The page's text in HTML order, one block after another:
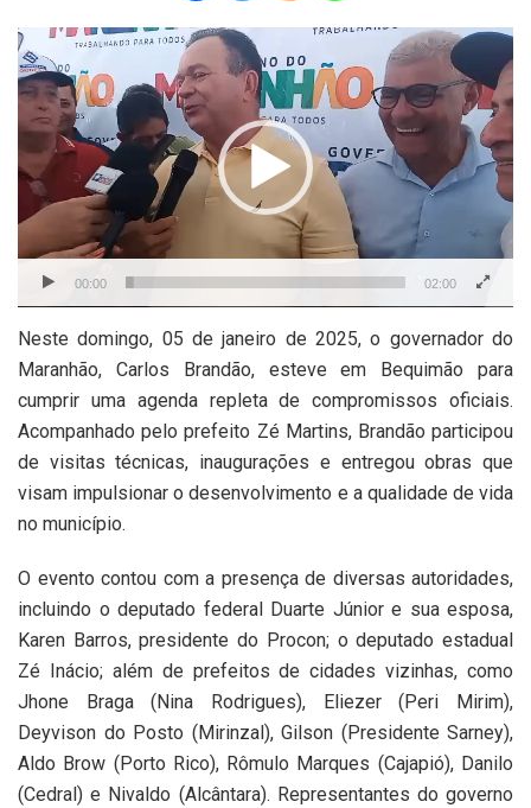
Tocador
de
vídeo
00:00 02:00
Neste domingo, 05 de janeiro de 2025, o governador do
Maranhão, Carlos Brandão, esteve em Bequimão para
cumprir uma agenda repleta de compromissos oficiais.
Acompanhado pelo prefeito Zé Martins, Brandão participou
de visitas técnicas, inaugurações e entregou obras que
visam impulsionar o desenvolvimento e a qualidade de vida
no município.
O evento contou com a presença de diversas autoridades,
incluindo o deputado federal Duarte Júnior e sua esposa,
Karen Barros, presidente do Procon; o deputado estadual
Zé Inácio; além de prefeitos de cidades vizinhas, como
Jhone Braga (Nina Rodrigues), Eliezer (Peri Mirim),
Deyvison do Posto (Mirinzal), Gilson (Presidente Sarney),
Aldo Brow (Porto Rico), Rômulo Marques (Cajapió), Danilo
(Cedral) e Nivaldo (Alcântara). Representantes do governo